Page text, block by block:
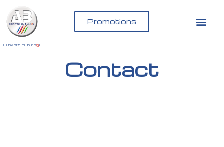
L'univers du bure@u
Promotions
Contact